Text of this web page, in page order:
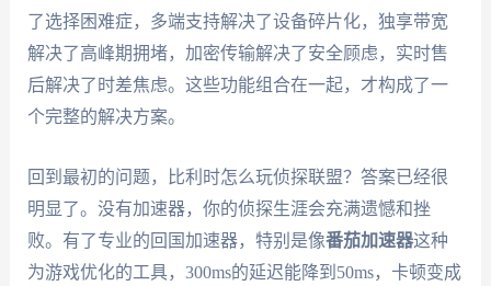
了选择困难症，多端支持解决了设备碎片化，独享带宽
解决了高峰期拥堵，加密传输解决了安全顾虑，实时售
后解决了时差焦虑。这些功能组合在一起，才构成了一
个完整的解决方案。
回到最初的问题，比利时怎么玩侦探联盟？答案已经很
明显了。没有加速器，你的侦探生涯会充满遗憾和挫
败。有了专业的回国加速器，特别是像番茄加速器这种
为游戏优化的工具，300ms的延迟能降到50ms，卡顿变成